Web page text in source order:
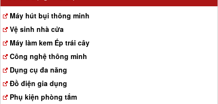
Máy hút bụi thông minh
Vệ sinh nhà cửa
Máy làm kem Ép trái cây
Công nghệ thông minh
Dụng cụ đa năng
Đồ điện gia dụng
Phụ kiện phòng tắm